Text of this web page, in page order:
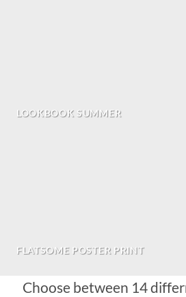
LOOKBOOK SUMMER
FLATSOME POSTER PRINT
Choose between 14